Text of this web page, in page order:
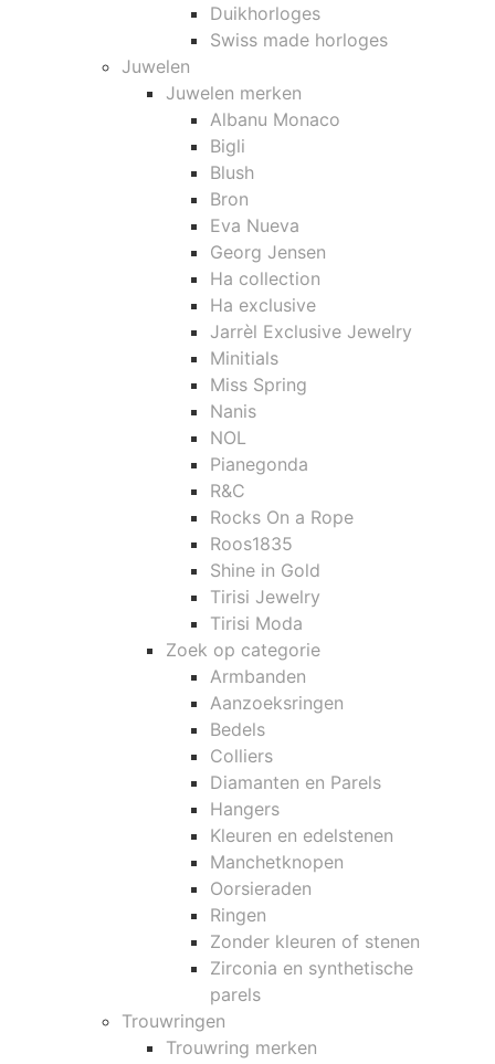
Duikhorloges
Swiss made horloges
Juwelen
Juwelen merken
Albanu Monaco
Bigli
Blush
Bron
Eva Nueva
Georg Jensen
Ha collection
Ha exclusive
Jarrèl Exclusive Jewelry
Minitials
Miss Spring
Nanis
NOL
Pianegonda
R&C
Rocks On a Rope
Roos1835
Shine in Gold
Tirisi Jewelry
Tirisi Moda
Zoek op categorie
Armbanden
Aanzoeksringen
Bedels
Colliers
Diamanten en Parels
Hangers
Kleuren en edelstenen
Manchetknopen
Oorsieraden
Ringen
Zonder kleuren of stenen
Zirconia en synthetische
parels
Trouwringen
Trouwring merken